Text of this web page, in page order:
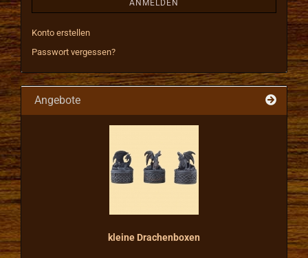
ANMELDEN
Konto erstellen
Passwort vergessen?
Angebote
kleine Drachenboxen